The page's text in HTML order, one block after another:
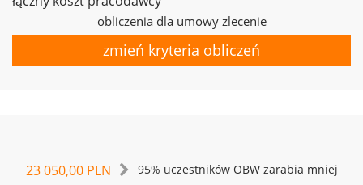
obliczenia dla umowy zlecenie
zmień kryteria obliczeń
23 050,00 PLN 95% uczestników OBW zarabia mniej